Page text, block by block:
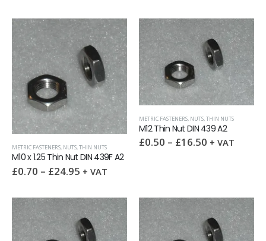
METRIC FASTENERS, NUTS,THIN NUTS
M10 x 1.25 Thin Nut DIN 439F A2
£0.70 – £24.95 + VAT
METRIC FASTENERS, NUTS,THIN NUTS
M12 Thin Nut DIN 439 A2
£0.50 – £16.50 + VAT